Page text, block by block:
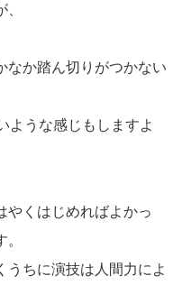
なか踏ん切りがつかない
ような感じもしますよ
やくはじめればよかっ
うちに演技は人間力によ